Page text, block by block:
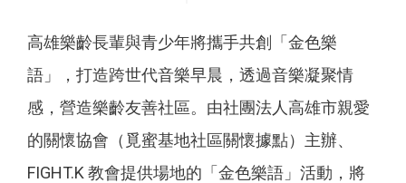
高雄樂齡長輩與青少年將攜手共創「金色樂
語」，打造跨世代音樂早晨，透過音樂凝聚情
感，營造樂齡友善社區。由社團法人高雄市親愛
的關懷協會（覓蜜基地社區關懷據點）主辦、
FIGHT.K 教會提供場地的「金色樂語」活動，將